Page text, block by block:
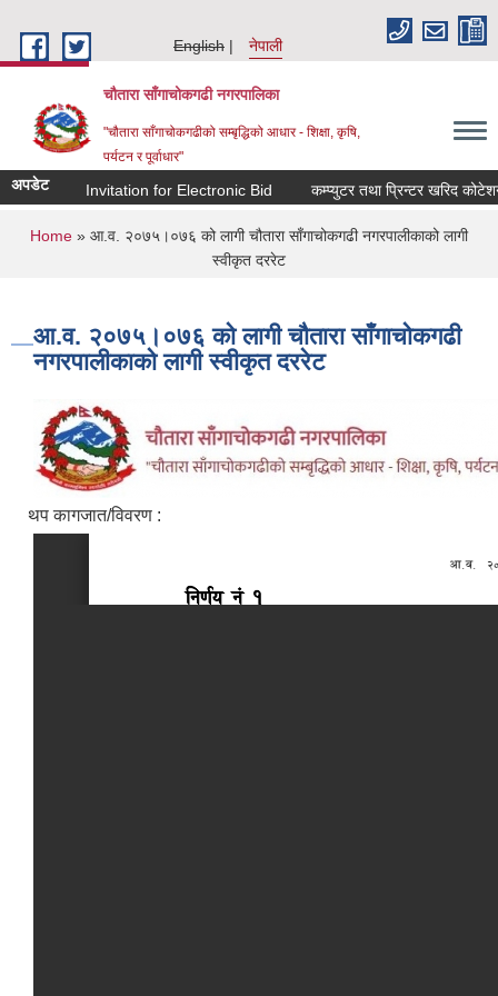
English
नेपाली
चौतारा साँगाचोकगढी नगरपालिका
"चौतारा साँगाचोकगढीको सम्बृद्धिको आधार - शिक्षा, कृषि,
पर्यटन र पूर्वाधार"
अपडेट Invitation for Electronic Bid कम्प्युटर तथा प्रिन्टर खरिद कोटेशन
You are here
Home » आ.व. २०७५।०७६ को लागी चौतारा साँगाचोकगढी नगरपालीकाको लागी
स्वीकृत दररेट
आ.व. २०७५।०७६ को लागी चौतारा साँगाचोकगढी
नगरपालीकाको लागी स्वीकृत दररेट
थप कागजात/विवरण :